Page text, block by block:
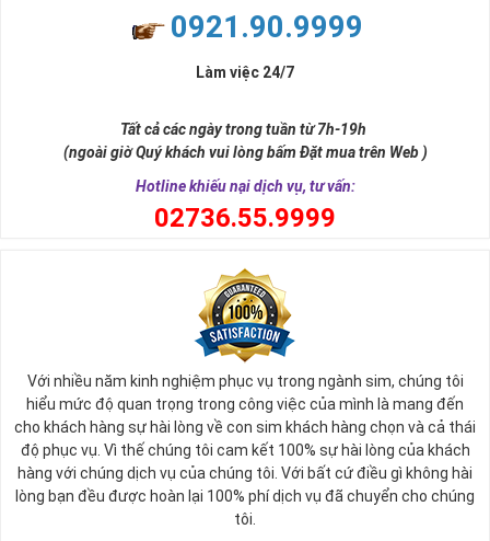
đời, nơi bạn phải đưa ra những quyết định quan trọng.
Ý nghĩa sim tứ quý 2
Theo quan niệm phong thủy
Số 2 tượng trưng cho sự cân bằng, hài hòa của âm dương và đất
trời. Sự cân bằng này giúp cho mọi việc đều thuận lợi và mang lại
nhiều may mắn trong cuộc sống và kinh doanh.
Số 2 còn biểu trưng cho lòng tốt, sự ổn định và tính hai mặt của
mọi vấn đề. Số 2 giúp cho họ có được sự lựa chọn, để đưa ra
những hướng giải quyết đúng đắn nhắt.
0921.90.9999
Làm việc 24/7
Tất cả các ngày trong tuần từ 7h-19h
(ngoài giờ Quý khách vui lòng bấm Đặt mua trên Web )
Hotline khiếu nại dịch vụ, tư vấn:
02736.55.9999
Với nhiều năm kinh nghiệm phục vụ trong ngành sim, chúng tôi
hiểu mức độ quan trọng trong công việc của mình là mang đến
cho khách hàng sự hài lòng về con sim khách hàng chọn và cả thái
độ phục vụ. Vì thế chúng tôi cam kết 100% sự hài lòng của khách
hàng với chúng dịch vụ của chúng tôi. Với bất cứ điều gì không hài
lòng bạn đều được hoàn lại 100% phí dịch vụ đã chuyển cho chúng
tôi.